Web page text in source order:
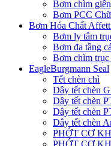
Bơm chìm
Bơm PCC
Bơm Hóa Chất
Bơm ly tâm
Bơm đa tầng
Bơm chìm
EagleBurgmann Seal
Tết chèn chì
Dây tết chèn
Dây tết chèn
Dây tết chèn
Dây tết chèn
PHỚT CƠ
PHỚT CƠ